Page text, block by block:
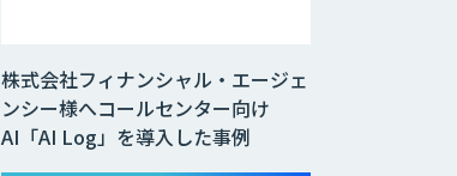
株式会社フィナンシャル・エージェ
ンシー様へコールセンター向け
AI「AI Log」を導入した事例